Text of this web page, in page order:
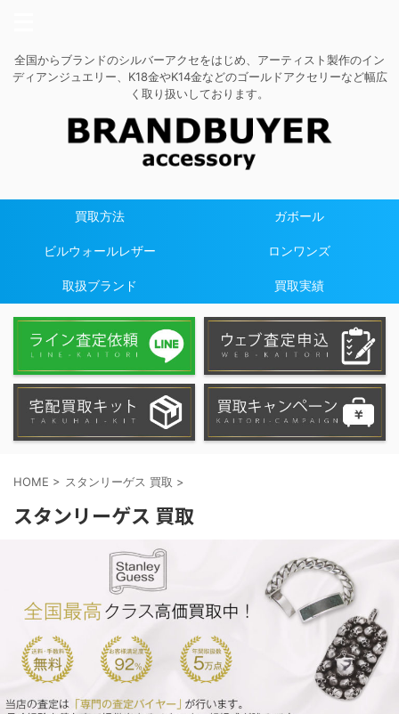
全国からブランドのシルバーアクセをはじめ、アーティスト製作のイン
ディアンジュエリー、K18金やK14金などのゴールドアクセリーなど幅広
く取り扱いしております。
買取方法 ガボール
ビルウォールレザー ロンワンズ
取扱ブランド 買取実績
HOME > スタンリーゲス 買取 >
スタンリーゲス 買取